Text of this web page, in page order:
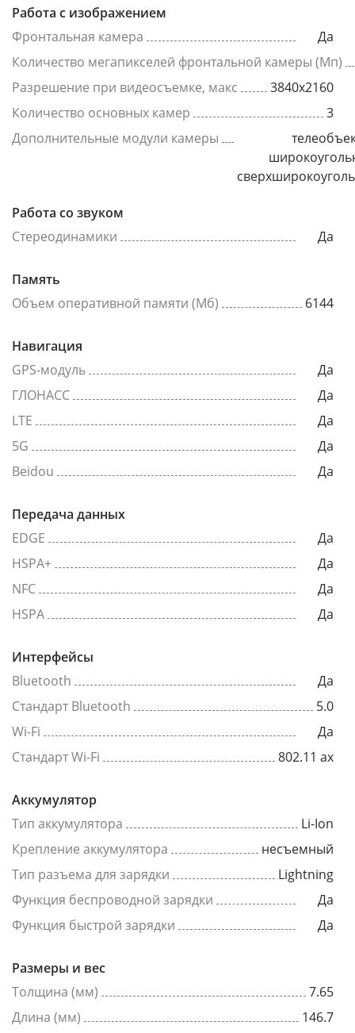
Работа с изображением
Фронтальная камера
Да
Количество мегапикселей фронтальной камеры (Мп)
Разрешение при видеосъемке, макс
3840x2160
Количество основных камер
3
Дополнительные модули камеры
Работа со звуком
Стереодинамики
Да
Память
Объем оперативной памяти (Мб)
6144
Навигация
GPS-модуль
Да
ГЛОНАСС
Да
LTE
Да
5G
Да
Beidou
Да
Передача данных
EDGE
Да
HSPA+
Да
NFC
Да
HSPA
Да
Интерфейсы
Bluetooth
Да
Стандарт Bluetooth
5.0
Wi-Fi
Да
Стандарт Wi-Fi
802.11 ax
Аккумулятор
Тип аккумулятора
Li-Ion
Крепление аккумулятора
несъемный
Тип разъема для зарядки
Lightning
Функция беспроводной зарядки
Да
Функция быстрой зарядки
Да
Размеры и вес
Толщина (мм)
7.65
Длина (мм)
146.7